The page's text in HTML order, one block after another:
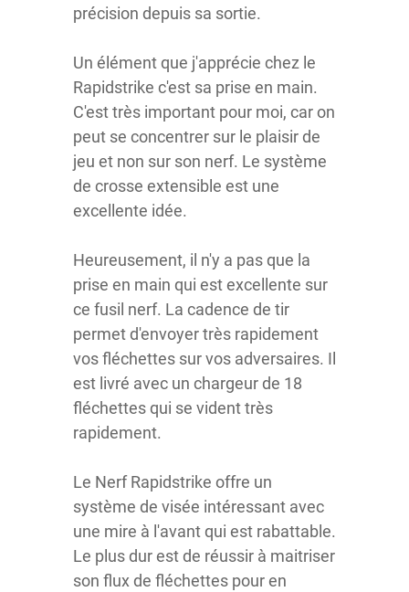
précision depuis sa sortie.
Un élément que j'apprécie chez le
Rapidstrike c'est sa prise en main.
C'est très important pour moi, car on
peut se concentrer sur le plaisir de
jeu et non sur son nerf. Le système
de crosse extensible est une
excellente idée.
Heureusement, il n'y a pas que la
prise en main qui est excellente sur
ce fusil nerf. La cadence de tir
permet d'envoyer très rapidement
vos fléchettes sur vos adversaires. Il
est livré avec un chargeur de 18
fléchettes qui se vident très
rapidement.
Le Nerf Rapidstrike offre un
système de visée intéressant avec
une mire à l'avant qui est rabattable.
Le plus dur est de réussir à maitriser
son flux de fléchettes pour en